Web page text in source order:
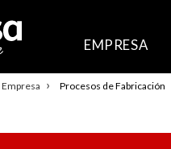
EMPRESA
Empresa › Procesos de Fabricación